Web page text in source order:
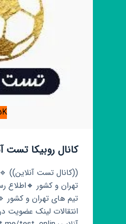
3.5K
کانال روبیکا تست
((کانال تست آنلاین))
تهران و کشور
تیم های تهران و کشور
انتقالات لینک عضویت